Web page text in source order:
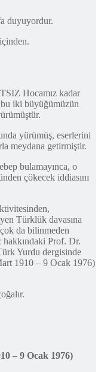
duyuyordur.
Hocamız kadar
iki büyüğümüzün
yürümüş, eserlerini
meydana getirmiştir.
bulamayınca, o
çökecek iddiasını
Türklük davasına
çok da bilinmeden
hakkındaki Prof. Dr.
Yurdu dergisinde
1910 – 9 Ocak 1976)
– 9 Ocak 1976)